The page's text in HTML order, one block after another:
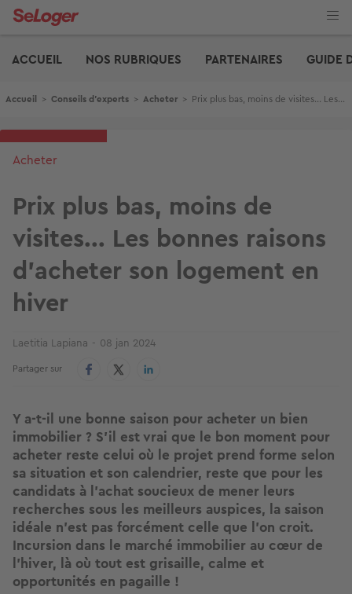
Aller
ACCUEIL
NOS RUBRIQUES PARTENAIRES GUIDE
Fil d'Ariane
Accueil > Conseils d'experts > Acheter > Prix plus bas, moins de visites... Les bonnes raisons d'acheter son logement en hiver
Acheter
Prix plus bas, moins de
visites... Les bonnes raisons
d'acheter son logement en
hiver
Laetitia Lapiana 08 jan 2024
Partager sur
Y a-t-il une bonne saison pour acheter un bien
immobilier ? S’il est vrai que le bon moment pour
acheter reste celui où le projet prend forme selon
sa situation et son calendrier, reste que pour les
candidats à l’achat soucieux de mener leurs
recherches sous les meilleurs auspices, la saison
idéale n’est pas forcément celle que l’on croit.
Incursion dans le marché immobilier au cœur de
l’hiver, là où tout est grisaille, calme et
opportunités en pagaille !